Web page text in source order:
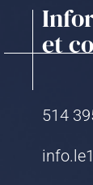
et
514